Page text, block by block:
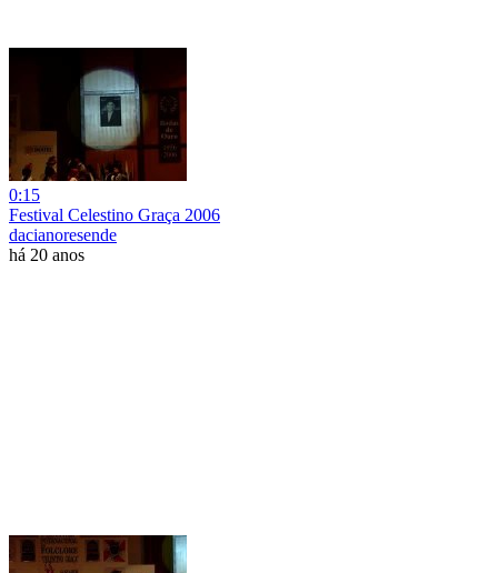
0:15
Festival Celestino Graça 2006
dacianoresende
há 20 anos